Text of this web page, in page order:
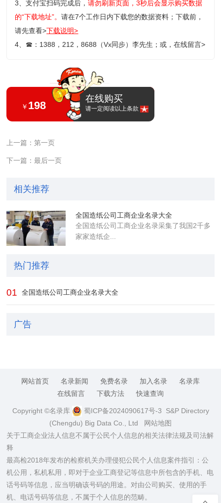
3、支付宝扫码完成后，请勿刷新页面，3秒后会显示购买数据
的“下载地址”。请在7个工作日内下载您的数据资料；下载前，
请先查看>下载说明>
4、 ☎ ：1388，212，8688（Vx同步）李先生；或，在线留言>
￥ 198
在线购买
请一定阅读以上条款
上一篇：第一页
下一篇：最后一页
相关推荐
全国造纸公司工商企业名录大全
全国造纸公司工商企业名录采集了我国2千多
家家造纸企...
热门推荐
01 全国造纸公司工商企业名录大全
广告
网站首页 名录新闻 免费名录 加入名录
名录库
在线留言
下载方法 快速查询
Copyright ©名录库 蜀ICP备2024090617号-3 S&P Directory
(Chengdu) Big Data Co., Ltd
网站地图
关于工商企业法人信息不属于公民个人信息的相关法律法规及司法解
释
最高检2018年发布的检察机关办理侵犯公民个人信息案件指引：公
机公用，私机私用，即对于企业工商登记等信息中所包含的手机、电
话号码等信息，应当明确该号码的用途。对由公司购买、使用的手
机、电话号码等信息，不属于个人信息的范畴。